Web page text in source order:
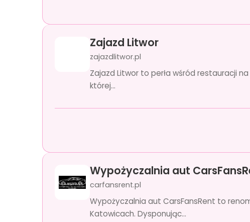
Zajazd Litwor
zajazdlitwor.pl
Zajazd Litwor to perła wśród restauracji
której...
Wypożyczalnia aut
carfansrent.pl
Wypożyczalnia aut CarsFansRent to
Katowicach. Dysponując...